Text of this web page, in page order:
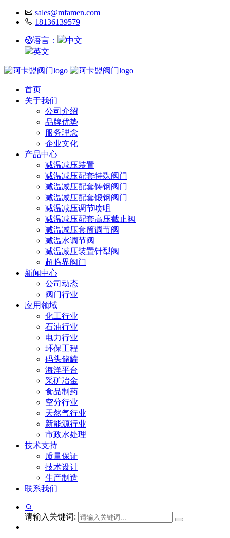
sales@mfamen.com
18136139579
语言：
中文
英文
首页
关于我们
公司介绍
品牌优势
服务理念
企业文化
产品中心
减温减压装置
减温减压配套特殊阀门
减温减压配套铸钢阀门
减温减压配套锻钢阀门
减温减压调节喷咀
减温减压配套高压截止阀
减温减压套筒调节阀
减温水调节阀
减温减压装置针型阀
超临界阀门
新闻中心
公司动态
阀门行业
应用领域
化工行业
石油行业
电力行业
环保工程
码头储罐
海洋平台
采矿冶金
食品制药
空分行业
天然气行业
新能源行业
市政水处理
技术支持
质量保证
技术设计
生产制造
联系我们
请输入关键词: